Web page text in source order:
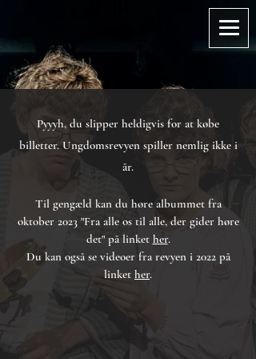
Pyyyh, du slipper heldigvis for at købe
billetter. Ungdomsrevyen spiller nemlig ikke i
år.
Til gengæld kan du høre albummet fra
oktober 2023 "Fra alle os til alle, der gider høre
det" på linket her.
Du kan også se videoer fra revyen i 2022 på
linket her.